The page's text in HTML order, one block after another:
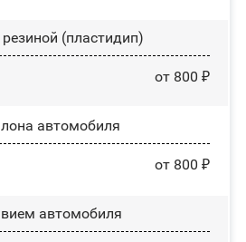
(пластидип)
от 800 ₽
автомобиля
от 800 ₽
автомобиля